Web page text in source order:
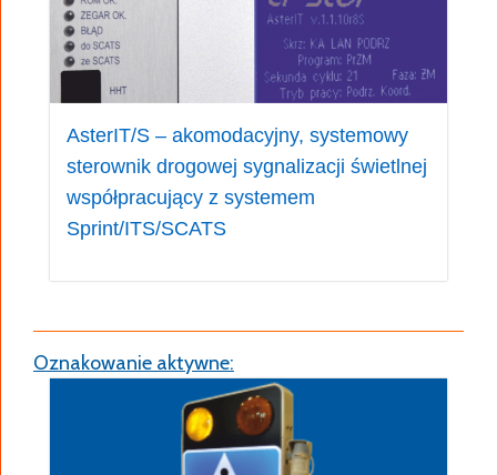
uwzględnia poziom wyszkolenia i zakres
odpowiedzialności operatorów.
Funkcje realizowane przy pomocy konsoli:
szybkie przełączanie w tryb żółtego
migacza, all red lub wygaszenia
sygnalizatorów,
określanie aktualnego stanu sterownika i
AsterIT/S – akomodacyjny, systemowy
sterownik drogowej sygnalizacji świetlnej
współpracujący z systemem
Sprint/ITS/SCATS
Oznakowanie aktywne: